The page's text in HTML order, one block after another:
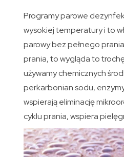
Programy parowe
wysokiej temperatury i to
parowy bez pełnego
prania, to wygląda to
używamy chemicznych
perkarbonian sodu,
wspierają eliminację
cyklu prania, wspiera